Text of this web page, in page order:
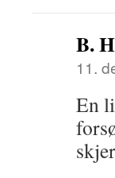
B.
11.
En